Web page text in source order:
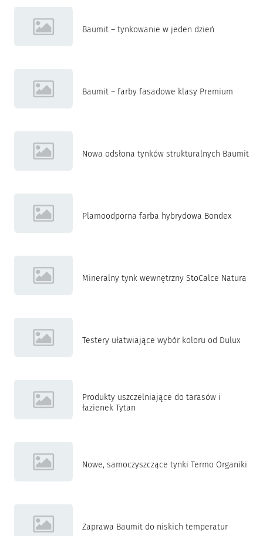
Baumit – tynkowanie w jeden dzień
Baumit – farby fasadowe klasy Premium
Nowa odsłona tynków strukturalnych Baumit
Plamoodporna farba hybrydowa Bondex
Mineralny tynk wewnętrzny StoCalce Natura
Testery ułatwiające wybór koloru od Dulux
Produkty uszczelniające do tarasów i
łazienek Tytan
Nowe, samoczyszczące tynki Termo Organiki
Zaprawa Baumit do niskich temperatur